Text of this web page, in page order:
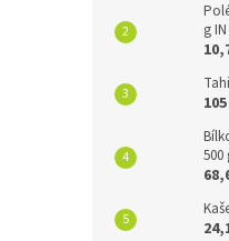
g
500